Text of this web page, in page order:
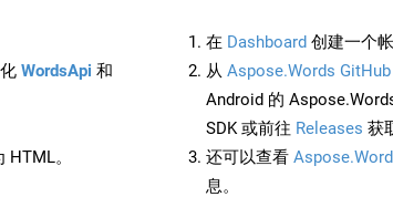
WordsApi 和
。
在 Dashboard 创建一个
从 Aspose.Words GitHub
Android 的
SDK 或前往 Releases 获
还可以查看
息。